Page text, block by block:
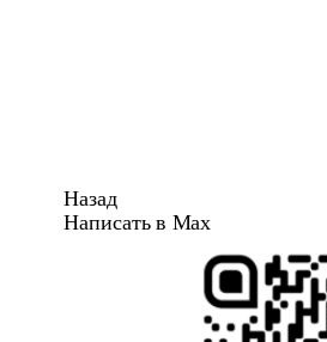
Назад
Написать в Max